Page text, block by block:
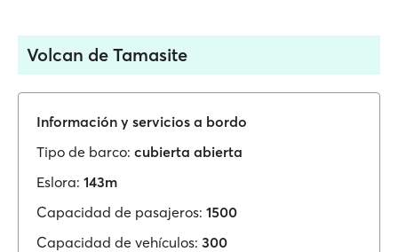
Volcan de Tamasite
Información y servicios a bordo
Tipo de barco: cubierta abierta
Eslora: 143m
Capacidad de pasajeros: 1500
Capacidad de vehículos: 300